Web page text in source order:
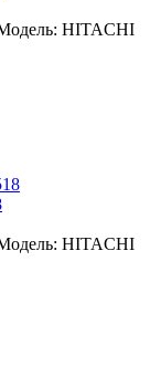
HITACHI
HITACHI